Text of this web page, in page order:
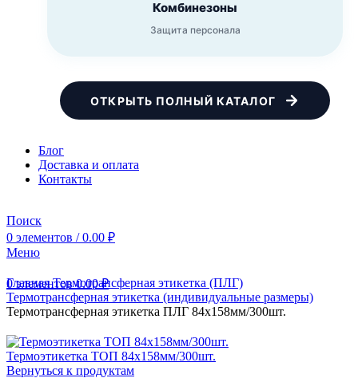
Комбинезоны
Защита персонала
ОТКРЫТЬ ПОЛНЫЙ КАТАЛОГ
Блог
Доставка и оплата
Контакты
Поиск
0 элементов / 0.00 ₽
Меню
0элементов 0.00₽
ГлавнаяТермотрансферная этикетка (ПЛГ)
Термотрансферная этикетка (индивидуальные размеры)
Термотрансферная этикетка ПЛГ 84х158мм/300шт.
Термоэтикетка ТОП 84х158мм/300шт.
Вернуться к продуктам